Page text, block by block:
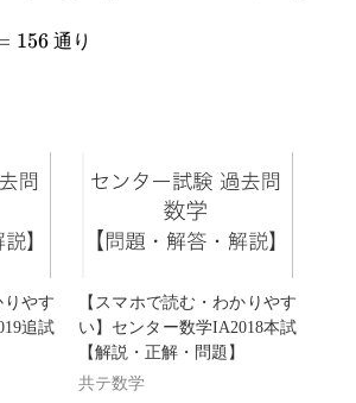
156通り
りやす
追試
【スマホで読む・わかりやす
い】センター数学IA2018本試
【解説・正解・問題】
共テ数学